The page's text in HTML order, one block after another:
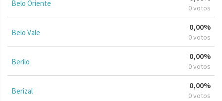
Belo Oriente 0 votos
Belo Vale
0,00%
0 votos
Berilo
0,00%
0 votos
Berizal
0,00%
0 votos